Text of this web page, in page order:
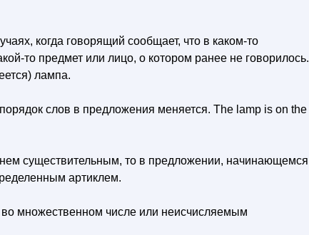
когда говорящий сообщает, что в каком-то
то предмет или лицо, о котором ранее не говорилось.
лампа.
слов в предложения меняется. The lamp is on the
существительным, то в предложении, начинающемся
артиклем.
множественном числе или неисчисляемым